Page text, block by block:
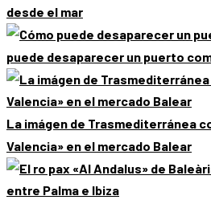
desde el mar
puede desaparecer un puerto
La imágen de Trasmediterránea
Valencia» en el mercado Balear